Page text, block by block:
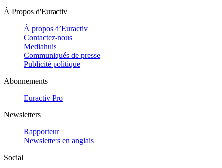
À Propos d'Euractiv
À propos d’Euractiv
Contactez-nous
Mediahuis
Communiqués de presse
Publicité politique
Abonnements
Euractiv Pro
Newsletters
Rapporteur
Newsletters en anglais
Social